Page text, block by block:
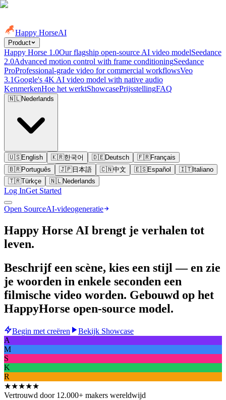
Happy HorseAI
Product
Happy Horse 1.0Our flagship open-source AI video modelSeedance
2.0Advanced motion control with frame conditioningSeedance
ProProfessional-grade video for commercial workflowsVeo
3.1Google's 4K AI video model with native audio
KenmerkenHoe het werktShowcasePrijsstellingFAQ
🇳🇱Nederlands
🇺🇸English 🇰🇷한국어 🇩🇪Deutsch 🇫🇷Français
🇧🇷Português 🇯🇵日本語 🇨🇳中文 🇪🇸Español 🇮🇹Italiano
🇹🇷Türkçe 🇳🇱Nederlands
Log InGet Started
Open SourceAI-videogeneratie
Happy Horse AI brengt je verhalen tot
leven.
Beschrijf een scène, kies een stijl — en zie
je woorden in enkele seconden een
filmische video worden. Gebouwd op het
HappyHorse open-source model.
Begin met creëren
Bekijk Showcase
A
M
S
K
R
★★★★★
Vertrouwd door 12.000+ makers wereldwijd